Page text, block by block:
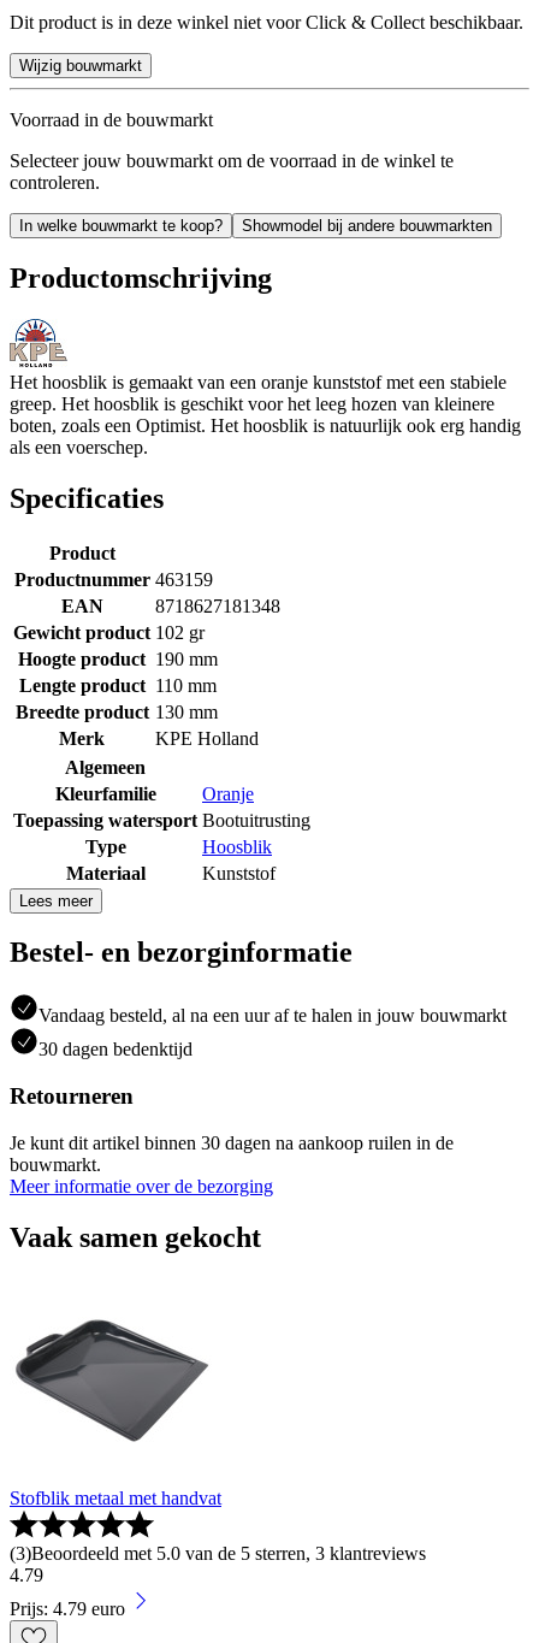
Dit product is in deze winkel niet voor Click & Collect beschikbaar.
Wijzig bouwmarkt
Voorraad in de bouwmarkt
Selecteer jouw bouwmarkt om de voorraad in de winkel te
controleren.
In welke bouwmarkt te koop? Showmodel bij andere bouwmarkten
Productomschrijving
Het hoosblik is gemaakt van een oranje kunststof met een stabiele
greep. Het hoosblik is geschikt voor het leeg hozen van kleinere
boten, zoals een Optimist. Het hoosblik is natuurlijk ook erg handig
als een voerschep.
Specificaties
Product
Productnummer 463159
EAN
8718627181348
Gewicht product 102 gr
Hoogte product 190 mm
Lengte product 110 mm
Breedte product 130 mm
Merk
KPE Holland
Algemeen
Kleurfamilie
Oranje
Toepassing watersport Bootuitrusting
Type
Hoosblik
Materiaal
Kunststof
Lees meer
Bestel- en bezorginformatie
Vandaag besteld, al na een uur af te halen in jouw bouwmarkt
30 dagen bedenktijd
Retourneren
Je kunt dit artikel binnen 30 dagen na aankoop ruilen in de
bouwmarkt.
Meer informatie over de bezorging
Vaak samen gekocht
Stofblik metaal met handvat
(3)Beoordeeld met 5.0 van de 5 sterren, 3 klantreviews
4.79
Prijs: 4.79 euro